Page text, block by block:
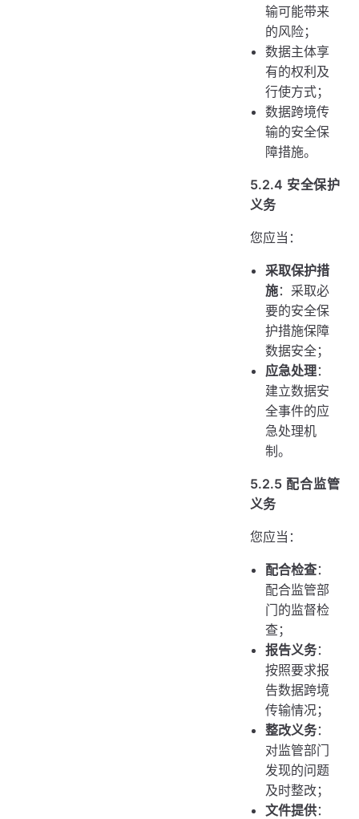
输可能带来
的风险；
数据主体享
有的权利及
行使方式；
数据跨境传
输的安全保
障措施。
5.2.4 安全保护
义务
您应当：
采取保护措
施：采取必
要的安全保
护措施保障
数据安全；
应急处理：
建立数据安
全事件的应
急处理机
制。
5.2.5 配合监管
义务
您应当：
配合检查：
配合监管部
门的监督检
查；
报告义务：
按照要求报
告数据跨境
传输情况；
整改义务：
对监管部门
发现的问题
及时整改；
文件提供：